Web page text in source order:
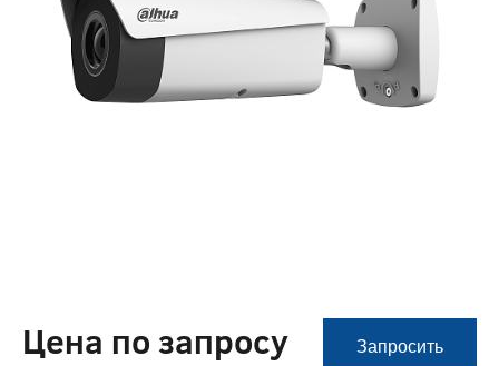
Цена по запросу Запросить